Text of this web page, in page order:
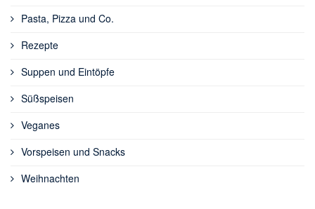
Pasta, Pizza und Co.
Rezepte
Suppen und Eintöpfe
Süßspeisen
Veganes
Vorspeisen und Snacks
Weihnachten